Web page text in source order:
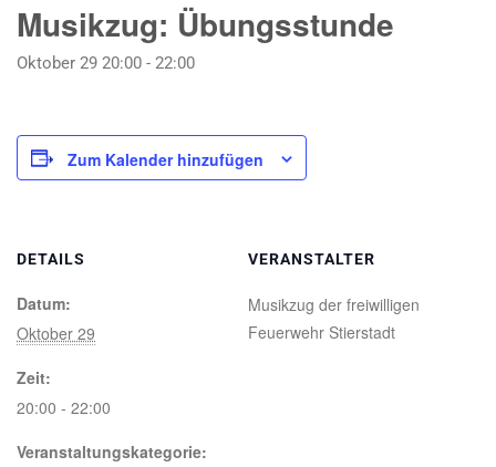
Musikzug: Übungsstunde
Oktober 29 20:00 - 22:00
Zum Kalender hinzufügen
DETAILS
Datum:
Oktober 29
Zeit:
20:00 - 22:00
Veranstaltungskategorie:
VERANSTALTER
Musikzug der freiwilligen
Feuerwehr Stierstadt